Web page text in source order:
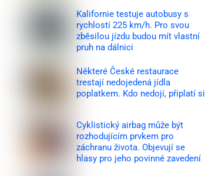
Kalifornie testuje autobusy s
rychlostí 225 km/h. Pro svou
zběsilou jízdu budou mít vlastní
pruh na dálnici
Některé České restaurace
trestají nedojedená jídla
poplatkem. Kdo nedojí, připlatí si
Cyklistický airbag může být
rozhodujícím prvkem pro
záchranu života. Objevují se
hlasy pro jeho povinné zavedení